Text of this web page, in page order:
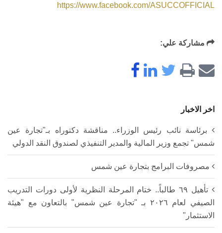
https://www.facebook.com/ASUCCOFFICIAL
مشاركة علي:
اخر الاخبار
برئاسة نائب رئيس الوزراء.. مناقشة دكتوراه بـ"تجارة عين
شمس" تجمع وزير المالية والمدير التنفيذي لصندوق النقد الدولي
مصروفات البرامج بتجارة عين شمس
تأهيل ٦٩ طالباً.. ختام المرحلة النظرية لأولى دورات التدريب
الصيفي لعام ٢٠٢٦ بـ "تجارة عين شمس" بالتعاون مع "هيئة
الاستثمار"